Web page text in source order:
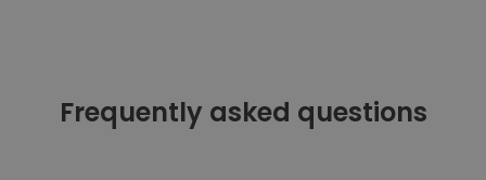
Frequently asked questions